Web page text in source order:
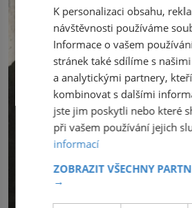
říct, že je to
K personalizaci obsahu,
návštěvnosti používáme
Informace o vašem
stránek také sdílíme s
a analytickými partnery,
kombinovat s dalšími
jste jim poskytli nebo které
při vašem používání jejich
informací
ZOBRAZIT VŠECHNY
→